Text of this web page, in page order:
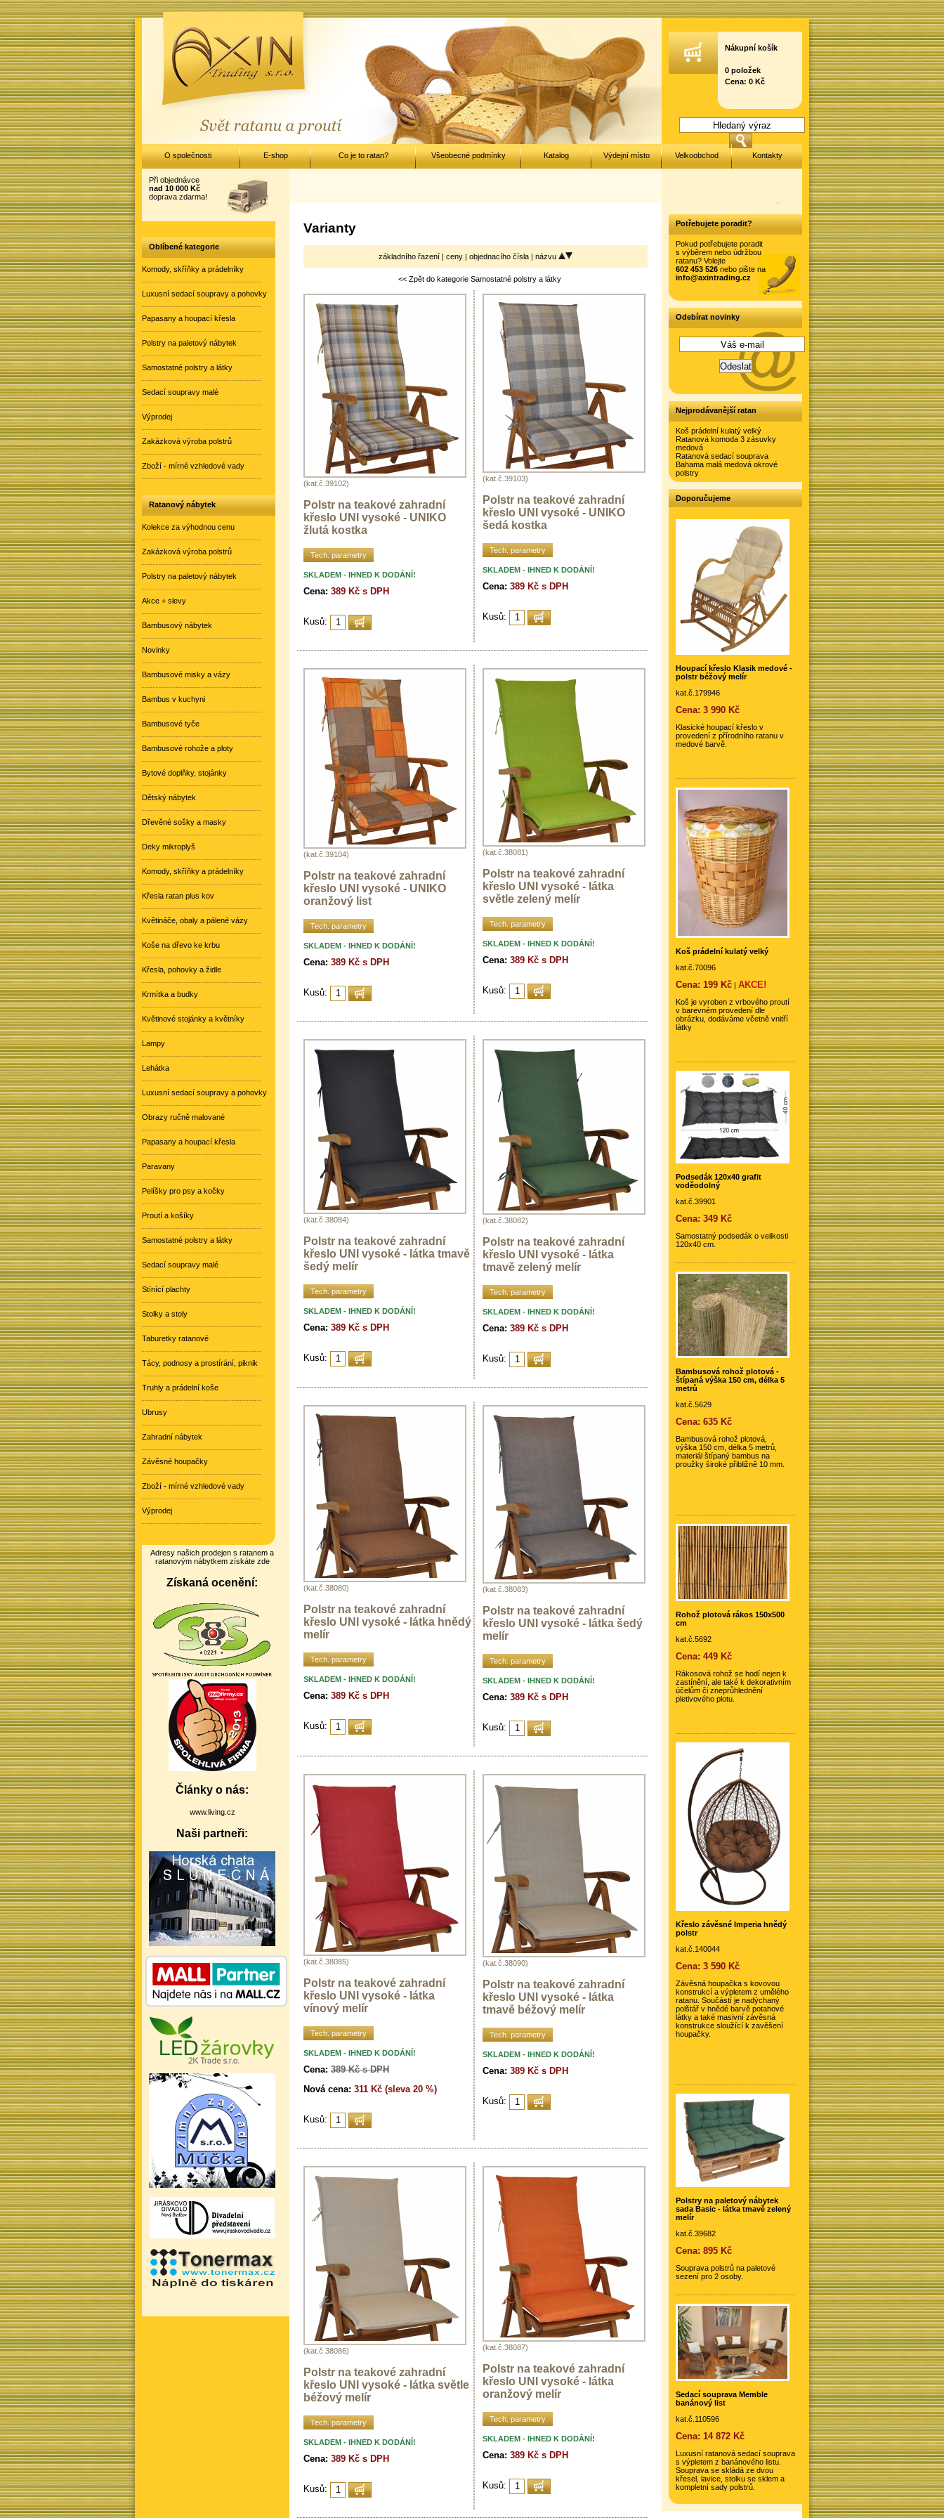
Varianty
základního řazení | ceny | objednacího čísla | názvu
<< Zpět do kategorie Samostatné polstry a látky
(kat.č.39102)
Polstr na teakové zahradní
křeslo UNI vysoké - UNIKO
žlutá kostka
Tech. parametry
SKLADEM - IHNED K DODÁNÍ!
Cena: 389 Kč s DPH
Kusů:
(kat.č.39103)
Polstr na teakové zahradní
křeslo UNI vysoké - UNIKO
šedá kostka
Tech. parametry
SKLADEM - IHNED K DODÁNÍ!
Cena: 389 Kč s DPH
Kusů:
(kat.č.39104)
Polstr na teakové zahradní
křeslo UNI vysoké - UNIKO
oranžový list
Tech. parametry
SKLADEM - IHNED K DODÁNÍ!
Cena: 389 Kč s DPH
Kusů:
(kat.č.38081)
Polstr na teakové zahradní
křeslo UNI vysoké - látka
světle zelený melír
Tech. parametry
SKLADEM - IHNED K DODÁNÍ!
Cena: 389 Kč s DPH
Kusů:
(kat.č.38084)
Polstr na teakové zahradní
křeslo UNI vysoké - látka tmavě
šedý melír
Tech. parametry
SKLADEM - IHNED K DODÁNÍ!
Cena: 389 Kč s DPH
Kusů:
(kat.č.38082)
Polstr na teakové zahradní
křeslo UNI vysoké - látka
tmavě zelený melír
Tech. parametry
SKLADEM - IHNED K DODÁNÍ!
Cena: 389 Kč s DPH
Kusů:
(kat.č.38080)
Polstr na teakové zahradní
křeslo UNI vysoké - látka hnědý
melír
Tech. parametry
SKLADEM - IHNED K DODÁNÍ!
Cena: 389 Kč s DPH
Kusů:
(kat.č.38083)
Polstr na teakové zahradní
křeslo UNI vysoké - látka šedý
melír
Tech. parametry
SKLADEM - IHNED K DODÁNÍ!
Cena: 389 Kč s DPH
Kusů:
(kat.č.38085)
Polstr na teakové zahradní
křeslo UNI vysoké - látka
vínový melír
Tech. parametry
SKLADEM - IHNED K DODÁNÍ!
Cena: 389 Kč s DPH
Nová cena: 311 Kč (sleva 20 %)
Kusů:
(kat.č.38090)
Polstr na teakové zahradní
křeslo UNI vysoké - látka
tmavě béžový melír
Tech. parametry
SKLADEM - IHNED K DODÁNÍ!
Cena: 389 Kč s DPH
Kusů:
(kat.č.38086)
Polstr na teakové zahradní
křeslo UNI vysoké - látka světle
béžový melír
Tech. parametry
SKLADEM - IHNED K DODÁNÍ!
Cena: 389 Kč s DPH
Kusů:
(kat.č.38087)
Polstr na teakové zahradní
křeslo UNI vysoké - látka
oranžový melír
Tech. parametry
SKLADEM - IHNED K DODÁNÍ!
Cena: 389 Kč s DPH
Kusů:
Potřebujete poradit?
Pokud potřebujete poradit
s výběrem nebo údržbou
ratanu? Volejte
602 453 526 nebo pište na
info@axintrading.cz
Odebírat novinky
Nejprodávanější ratan
Koš prádelní kulatý velký
Ratanová komoda 3 zásuvky
medová
Ratanová sedací souprava
Bahama malá medová okrové
polstry
Doporučujeme
Houpací křeslo Klasik medové -
polstr béžový melír
kat.č.179946
Cena: 3 990 Kč
Klasické houpací křeslo v
provedení z přírodního ratanu v
medové barvě.
Koš prádelní kulatý velký
kat.č.70096
Cena: 199 Kč | AKCE!
Koš je vyroben z vrbového proutí
v barevném provedení dle
obrázku, dodáváme včetně vnitří
látky
Podsedák 120x40 grafit
voděodolný
kat.č.39901
Cena: 349 Kč
Samostatný podsedák o velikosti
120x40 cm.
Bambusová rohož plotová -
štípaná výška 150 cm, délka 5
metrů
kat.č.5629
Cena: 635 Kč
Bambusová rohož plotová,
výška 150 cm, délka 5 metrů,
materiál štípaný bambus na
proužky široké přibližně 10 mm.
Rohož plotová rákos 150x500
cm
kat.č.5692
Cena: 449 Kč
Rákosová rohož se hodí nejen k
zastínění, ale také k dekorativním
účelům či zneprůhlednění
pletivového plotu.
Křeslo závěsné Imperia hnědý
polstr
kat.č.140044
Cena: 3 590 Kč
Závěsná houpačka s kovovou
konstrukcí a výpletem z umělého
ratanu. Součástí je nadýchaný
polštář v hnědé barvě potahové
látky a také masivní závěsná
konstrukce sloužící k zavěšení
houpačky.
Polstry na paletový nábytek
sada Basic - látka tmavě zelený
melír
kat.č.39682
Cena: 895 Kč
Souprava polstrů na paletové
sezení pro 2 osoby.
Sedací souprava Memble
banánový list
kat.č.110596
Cena: 14 872 Kč
Luxusní ratanová sedací souprava
s výpletem z banánového listu.
Souprava se skládá ze dvou
křesel, lavice, stolku se sklem a
kompletní sady polstrů.
Při objednávce
nad 10 000 Kč
doprava zdarma!
Oblíbené kategorie
Komody, skříňky a prádelníky
Luxusní sedací soupravy a pohovky
Papasany a houpací křesla
Polstry na paletový nábytek
Samostatné polstry a látky
Sedací soupravy malé
Výprodej
Zakázková výroba polstrů
Zboží - mírné vzhledové vady
Ratanový nábytek
Kolekce za výhodnou cenu
Zakázková výroba polstrů
Polstry na paletový nábytek
Akce + slevy
Bambusový nábytek
Novinky
Bambusové misky a vázy
Bambus v kuchyni
Bambusové tyče
Bambusové rohože a ploty
Bytové doplňky, stojánky
Dětský nábytek
Dřevěné sošky a masky
Deky mikroplyš
Komody, skříňky a prádelníky
Křesla ratan plus kov
Květináče, obaly a pálené vázy
Koše na dřevo ke krbu
Křesla, pohovky a židle
Krmítka a budky
Květinové stojánky a květníky
Lampy
Lehátka
Luxusní sedací soupravy a pohovky
Obrazy ručně malované
Papasany a houpací křesla
Paravany
Pelíšky pro psy a kočky
Proutí a košíky
Samostatné polstry a látky
Sedací soupravy malé
Stínící plachty
Stolky a stoly
Taburetky ratanové
Tácy, podnosy a prostírání, piknik
Truhly a prádelní koše
Ubrusy
Zahradní nábytek
Závěsné houpačky
Zboží - mírné vzhledové vady
Výprodej
Adresy našich prodejen s ratanem a
ratanovým nábytkem získáte zde
Získaná ocenění:
Články o nás:
www.living.cz
Naši partneři:
Nákupní košík
0 položek
Cena: 0 Kč
O společnosti E-shop Co je to ratan? Všeobecné podmínky Katalog Výdejní místo Velkoobchod Kontakty